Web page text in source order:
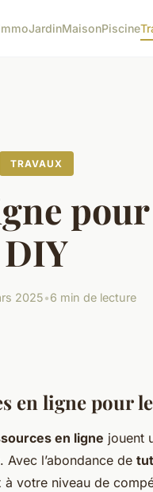
JardinMaisonPiscine
TRAVAUX
DIY
2025•6 min de lecture
en ligne pour
en ligne jouent
l’abondance de
votre niveau de